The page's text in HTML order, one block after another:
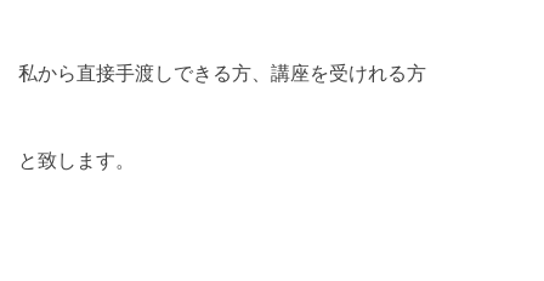
私から直接手渡しできる方、講座を受けれる方
と致します。